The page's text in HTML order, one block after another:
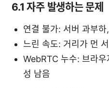
6.1 자주 발생하는 문제
연결 불가: 서버 과부하
느린 속도: 거리가 먼
WebRTC 누수: 브라
성 남음